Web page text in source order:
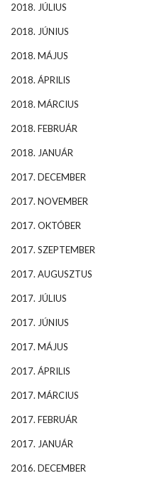
2018. JÚLIUS
2018. JÚNIUS
2018. MÁJUS
2018. ÁPRILIS
2018. MÁRCIUS
2018. FEBRUÁR
2018. JANUÁR
2017. DECEMBER
2017. NOVEMBER
2017. OKTÓBER
2017. SZEPTEMBER
2017. AUGUSZTUS
2017. JÚLIUS
2017. JÚNIUS
2017. MÁJUS
2017. ÁPRILIS
2017. MÁRCIUS
2017. FEBRUÁR
2017. JANUÁR
2016. DECEMBER